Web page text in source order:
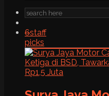
6staff
picks